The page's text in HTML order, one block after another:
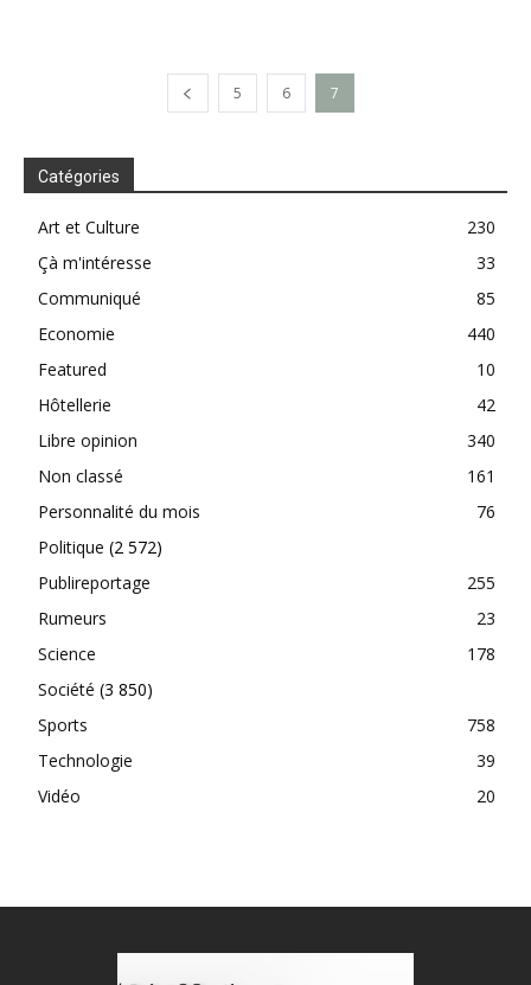
5 6 7
Catégories
Art et Culture
230
Çà m'intéresse
33
Communiqué
85
Economie
440
Featured
10
Hôtellerie
42
Libre opinion
340
Non classé
161
Personnalité du mois
76
Politique (2 572)
Publireportage
255
Rumeurs
23
Science
178
Société (3 850)
Sports
758
Technologie
39
Vidéo
20